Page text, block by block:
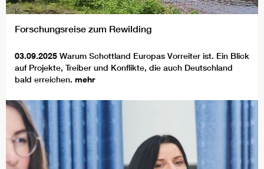
Forschungsreise zum Rewilding
03.09.2025 Warum Schottland Europas Vorreiter ist. Ein Blick
auf Projekte, Treiber und Konflikte, die auch Deutschland
bald erreichen. mehr